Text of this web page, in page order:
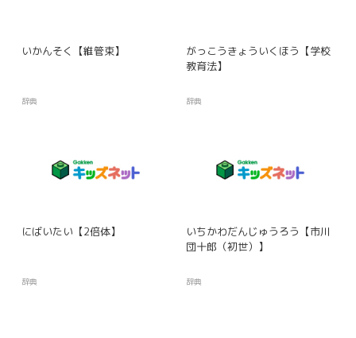
いかんそく【維管束】
辞典
がっこうきょういくほう【学校
教育法】
辞典
にばいたい【2倍体】
辞典
いちかわだんじゅうろう【市川
団十郎（初世）】
辞典